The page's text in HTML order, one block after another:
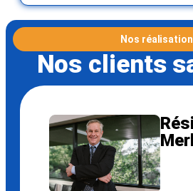
Nos
Nos clients